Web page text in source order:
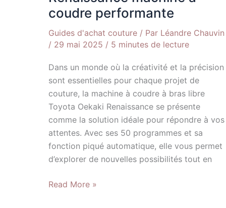
coudre performante
Guides d'achat couture / Par Léandre Chauvin
/ 29 mai 2025 / 5 minutes de lecture
Dans un monde où la créativité et la précision
sont essentielles pour chaque projet de
couture, la machine à coudre à bras libre
Toyota Oekaki Renaissance se présente
comme la solution idéale pour répondre à vos
attentes. Avec ses 50 programmes et sa
fonction piqué automatique, elle vous permet
d’explorer de nouvelles possibilités tout en
Read More »